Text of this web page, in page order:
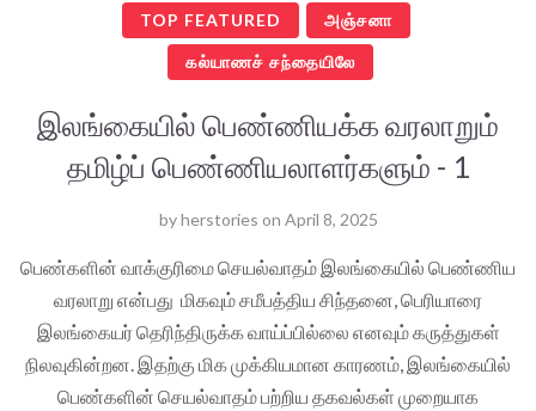
TOP FEATURED அஞ்சனா
கல்யாணச் சந்தையிலே
இலங்கையில் பெண்ணியக்க வரலாறும்
தமிழ்ப் பெண்ணியலாளர்களும் - 1
byherstories on April 8, 2025
பெண்களின் வாக்குரிமை செயல்வாதம் இலங்கையில் பெண்ணிய
வரலாறு என்பது மிகவும் சமீபத்திய சிந்தனை, பெரியாரை
இலங்கையர் தெரிந்திருக்க வாய்ப்பில்லை எனவும் கருத்துகள்
நிலவுகின்றன. இதற்கு மிக முக்கியமான காரணம், இலங்கையில்
பெண்களின் செயல்வாதம் பற்றிய தகவல்கள் முறையாக